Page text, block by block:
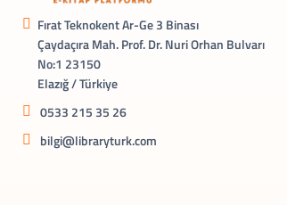
Fırat Teknokent Ar-Ge 3 Binası
Çaydaçıra Mah. Prof. Dr. Nuri Orhan Bulvarı
No:1 23150
Elazığ / Türkiye
0533 215 35 26
bilgi@libraryturk.com